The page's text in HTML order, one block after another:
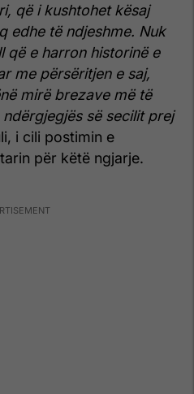
që i kushtohet kësaj
edhe të ndjeshme. Nuk
që e harron historinë e
me përsëritjen e saj,
mirë brezave më të
së secilit prej
i cili postimin e
për këtë ngjarje.